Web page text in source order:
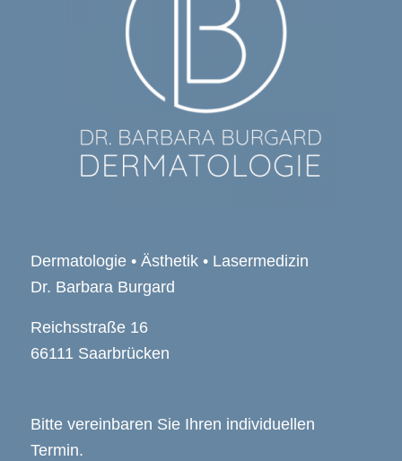
Dermatologie • Ästhetik • Lasermedizin
Dr. Barbara Burgard
Reichsstraße 16
66111 Saarbrücken
Bitte vereinbaren Sie Ihren individuellen
Termin.